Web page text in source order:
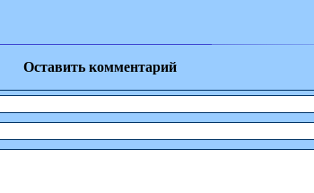
Оставить комментарий